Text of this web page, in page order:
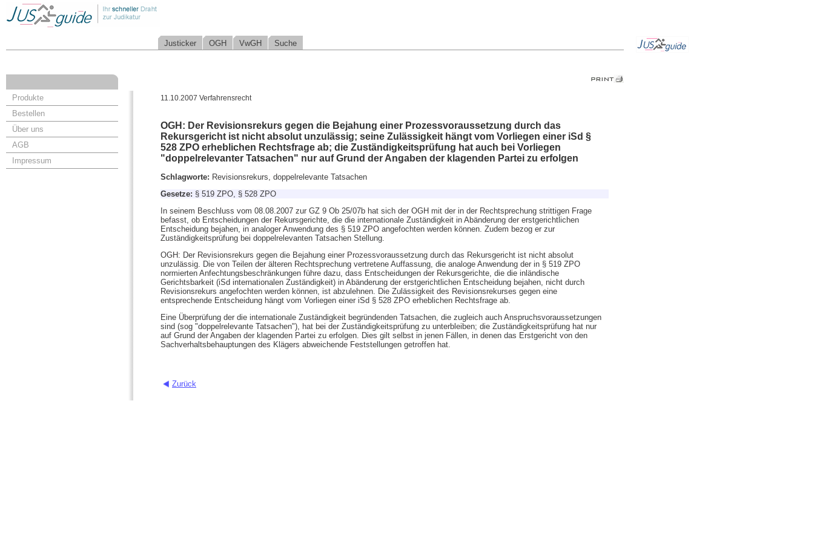
Justicker OGH VwGH Suche
Produkte
Bestellen
Über uns
AGB
Impressum
11.10.2007 Verfahrensrecht
OGH: Der Revisionsrekurs gegen die Bejahung einer Prozessvoraussetzung durch das
Rekursgericht ist nicht absolut unzulässig; seine Zulässigkeit hängt vom Vorliegen einer iSd §
528 ZPO erheblichen Rechtsfrage ab; die Zuständigkeitsprüfung hat auch bei Vorliegen
"doppelrelevanter Tatsachen" nur auf Grund der Angaben der klagenden Partei zu erfolgen
Schlagworte: Revisionsrekurs, doppelrelevante Tatsachen
Gesetze: § 519 ZPO, § 528 ZPO
In seinem Beschluss vom 08.08.2007 zur GZ 9 Ob 25/07b hat sich der OGH mit der in der Rechtsprechung strittigen Frage
befasst, ob Entscheidungen der Rekursgerichte, die die internationale Zuständigkeit in Abänderung der erstgerichtlichen
Entscheidung bejahen, in analoger Anwendung des § 519 ZPO angefochten werden können. Zudem bezog er zur
Zuständigkeitsprüfung bei doppelrelevanten Tatsachen Stellung.
OGH: Der Revisionsrekurs gegen die Bejahung einer Prozessvoraussetzung durch das Rekursgericht ist nicht absolut
unzulässig. Die von Teilen der älteren Rechtsprechung vertretene Auffassung, die analoge Anwendung der in § 519 ZPO
normierten Anfechtungsbeschränkungen führe dazu, dass Entscheidungen der Rekursgerichte, die die inländische
Gerichtsbarkeit (iSd internationalen Zuständigkeit) in Abänderung der erstgerichtlichen Entscheidung bejahen, nicht durch
Revisionsrekurs angefochten werden können, ist abzulehnen. Die Zulässigkeit des Revisionsrekurses gegen eine
entsprechende Entscheidung hängt vom Vorliegen einer iSd § 528 ZPO erheblichen Rechtsfrage ab.
Eine Überprüfung der die internationale Zuständigkeit begründenden Tatsachen, die zugleich auch Anspruchsvoraussetzungen
sind (sog "doppelrelevante Tatsachen"), hat bei der Zuständigkeitsprüfung zu unterbleiben; die Zuständigkeitsprüfung hat nur
auf Grund der Angaben der klagenden Partei zu erfolgen. Dies gilt selbst in jenen Fällen, in denen das Erstgericht von den
Sachverhaltsbehauptungen des Klägers abweichende Feststellungen getroffen hat.
Zurück